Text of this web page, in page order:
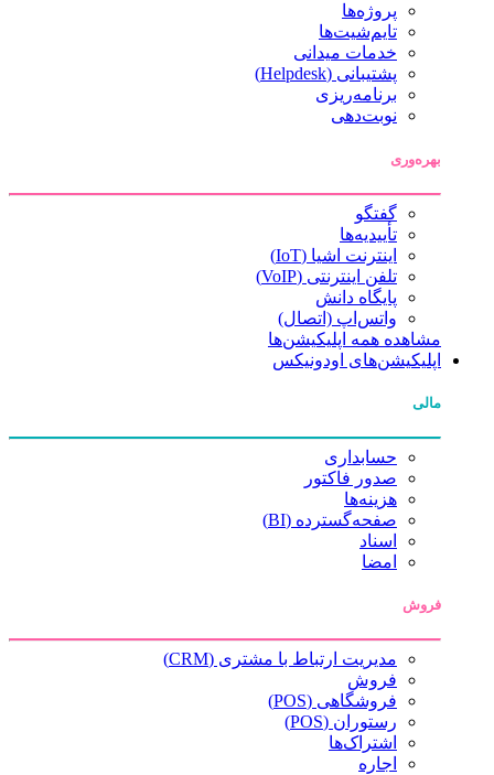
پروژه‌ها
تایم‌شیت‌ها
خدمات میدانی
پشتیبانی (Helpdesk)
برنامه‌ریزی
نوبت‌دهی
بهره‌وری
گفتگو
تأییدیه‌ها
اینترنت اشیا (IoT)
تلفن اینترنتی (VoIP)
پایگاه دانش
واتس‌اپ (اتصال)
مشاهده همه اپلیکیشن‌ها
اپلیکیشن‌های اودونیکس
مالی
حسابداری
صدور فاکتور
هزینه‌ها
صفحه‌گسترده (BI)
اسناد
امضا
فروش
مدیریت ارتباط با مشتری (CRM)
فروش
فروشگاهی (POS)
رستوران (POS)
اشتراک‌ها
اجاره